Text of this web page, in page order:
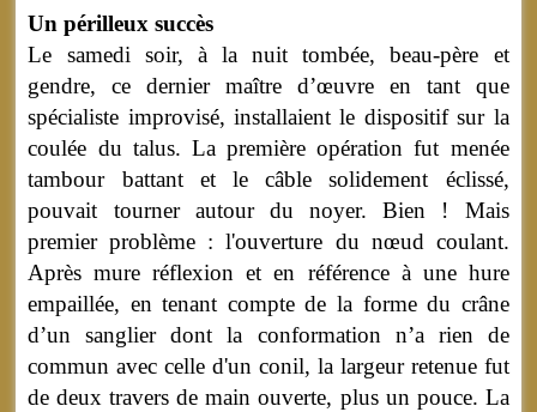
Un périlleux succès
Le samedi soir, à la nuit tombée, beau-père et
gendre, ce dernier maître d’œuvre en tant que
spécialiste improvisé, installaient le dispositif sur la
coulée du talus. La première opération fut menée
tambour battant et le câble solidement éclissé,
pouvait tourner autour du noyer. Bien ! Mais
premier problème : l'ouverture du nœud coulant.
Après mure réflexion et en référence à une hure
empaillée, en tenant compte de la forme du crâne
d’un sanglier dont la conformation n’a rien de
commun avec celle d'un conil, la largeur retenue fut
de deux travers de main ouverte, plus un pouce. La